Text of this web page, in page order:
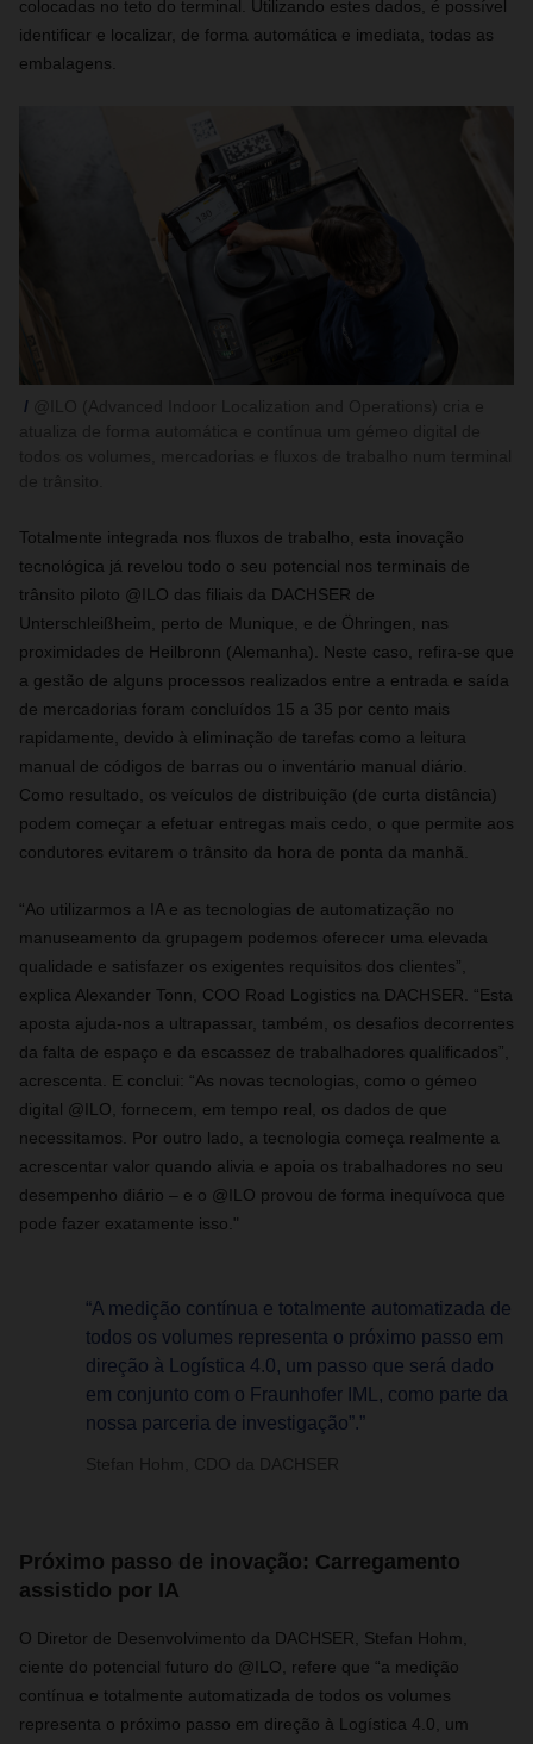
colocadas no teto do terminal. Utilizando estes dados, é possível
identificar e localizar, de forma automática e imediata, todas as
embalagens.
Totalmente integrada nos fluxos de trabalho, esta inovação
tecnológica já revelou todo o seu potencial nos terminais de
trânsito piloto @ILO das filiais da DACHSER de
Unterschleißheim, perto de Munique, e de Öhringen, nas
proximidades de Heilbronn (Alemanha). Neste caso, refira-se que
a gestão de alguns processos realizados entre a entrada e saída
de mercadorias foram concluídos 15 a 35 por cento mais
rapidamente, devido à eliminação de tarefas como a leitura
manual de códigos de barras ou o inventário manual diário.
Como resultado, os veículos de distribuição (de curta distância)
podem começar a efetuar entregas mais cedo, o que permite aos
condutores evitarem o trânsito da hora de ponta da manhã.
“Ao utilizarmos a IA e as tecnologias de automatização no
manuseamento da grupagem podemos oferecer uma elevada
qualidade e satisfazer os exigentes requisitos dos clientes”,
explica Alexander Tonn, COO Road Logistics na DACHSER. “Esta
aposta ajuda-nos a ultrapassar, também, os desafios decorrentes
da falta de espaço e da escassez de trabalhadores qualificados”,
acrescenta. E conclui: “As novas tecnologias, como o gémeo
digital @ILO, fornecem, em tempo real, os dados de que
necessitamos. Por outro lado, a tecnologia começa realmente a
acrescentar valor quando alivia e apoia os trabalhadores no seu
desempenho diário – e o @ILO provou de forma inequívoca que
pode fazer exatamente isso."
“A medição contínua e totalmente automatizada de
todos os volumes representa o próximo passo em
direção à Logística 4.0, um passo que será dado
em conjunto com o Fraunhofer IML, como parte da
nossa parceria de investigação”.”
Stefan Hohm, CDO da DACHSER
Próximo passo de inovação: Carregamento
assistido por IA
O Diretor de Desenvolvimento da DACHSER, Stefan Hohm,
ciente do potencial futuro do @ILO, refere que “a medição
contínua e totalmente automatizada de todos os volumes
representa o próximo passo em direção à Logística 4.0, um